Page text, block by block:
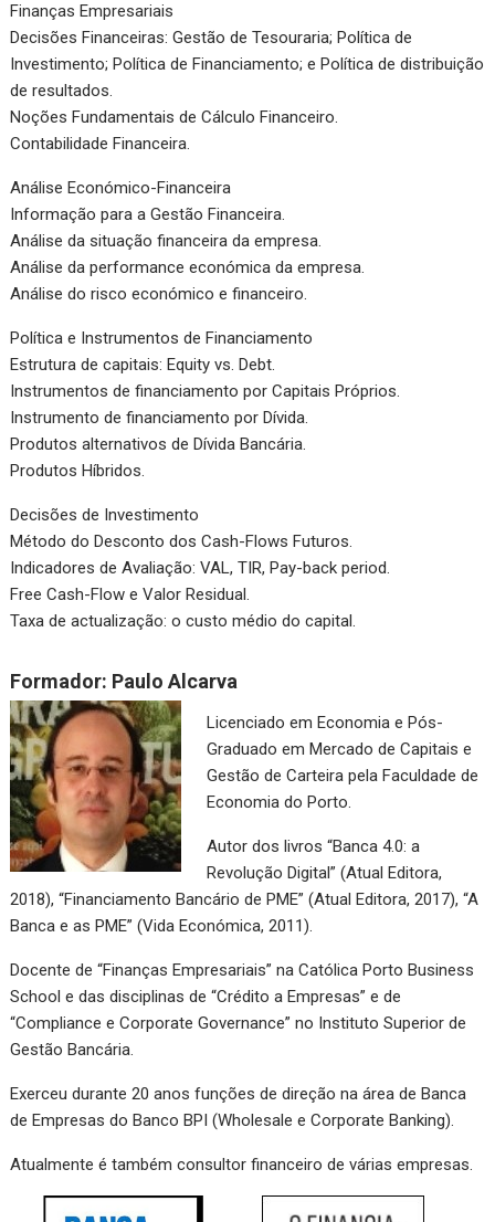
Finanças Empresariais
Decisões Financeiras: Gestão de Tesouraria; Política de
Investimento; Política de Financiamento; e Política de distribuição
de resultados.
Noções Fundamentais de Cálculo Financeiro.
Contabilidade Financeira.
Análise Económico-Financeira
Informação para a Gestão Financeira.
Análise da situação financeira da empresa.
Análise da performance económica da empresa.
Análise do risco económico e financeiro.
Política e Instrumentos de Financiamento
Estrutura de capitais: Equity vs. Debt.
Instrumentos de financiamento por Capitais Próprios.
Instrumento de financiamento por Dívida.
Produtos alternativos de Dívida Bancária.
Produtos Híbridos.
Decisões de Investimento
Método do Desconto dos Cash-Flows Futuros.
Indicadores de Avaliação: VAL, TIR, Pay-back period.
Free Cash-Flow e Valor Residual.
Taxa de actualização: o custo médio do capital.
Formador: Paulo Alcarva
Licenciado em Economia e Pós-
Graduado em Mercado de Capitais e
Gestão de Carteira pela Faculdade de
Economia do Porto.
Autor dos livros “Banca 4.0: a
Revolução Digital” (Atual Editora,
2018), “Financiamento Bancário de PME” (Atual Editora, 2017), “A
Banca e as PME” (Vida Económica, 2011).
Docente de “Finanças Empresariais” na Católica Porto Business
School e das disciplinas de “Crédito a Empresas” e de
“Compliance e Corporate Governance” no Instituto Superior de
Gestão Bancária.
Exerceu durante 20 anos funções de direção na área de Banca
de Empresas do Banco BPI (Wholesale e Corporate Banking).
Atualmente é também consultor financeiro de várias empresas.